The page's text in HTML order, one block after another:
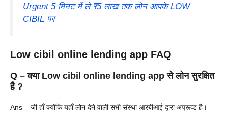
Urgent 5 मिनट में ले ₹5 लाख तक लोन आपके LOW
CIBIL पर
Low cibil online lending app FAQ
Q – क्या Low cibil online lending app से लोन सुरक्षित
है ?
Ans – जी हाँ क्योंकि यहाँ लोन देने वाली सभी संस्था आरबीआई द्वारा अप्रूव्ड है।